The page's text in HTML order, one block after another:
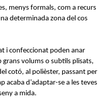
menys formals, com a recurs
determinada zona del cos
i confeccionat poden anar
volums o subtils plisats,
cotó, al polièster, passant per
acaba d’adaptar-se a les teves
a mida.